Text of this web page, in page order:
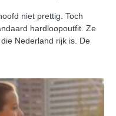
niet prettig. Toch
hardloopoutfit. Ze
Nederland rijk is. De